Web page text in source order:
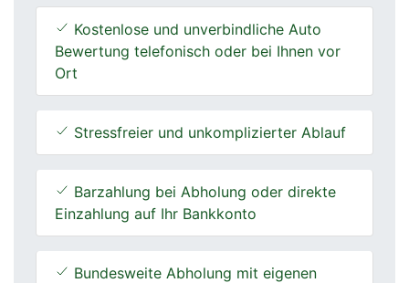
Kostenlose und unverbindliche Auto
Bewertung telefonisch oder bei Ihnen vor
Ort
Stressfreier und unkomplizierter Ablauf
Barzahlung bei Abholung oder direkte
Einzahlung auf Ihr Bankkonto
Bundesweite Abholung mit eigenen